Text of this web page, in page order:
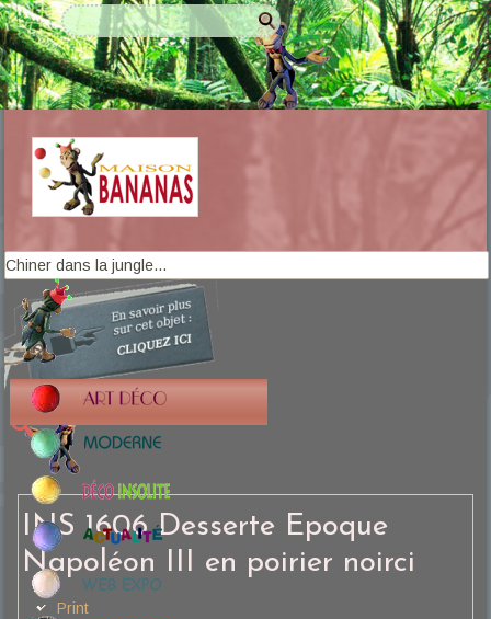
INS 1606 Desserte Epoque
Napoléon III en poirier noirci
Print